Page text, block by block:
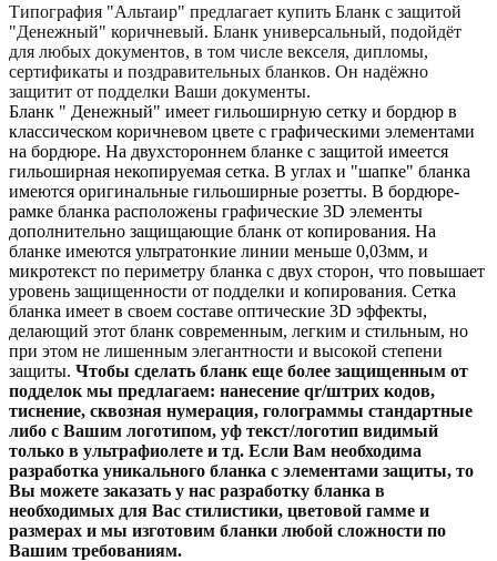
Типография "Альтаир" предлагает купить Бланк с защитой
"Денежный" коричневый. Бланк универсальный, подойдёт
для любых документов, в том числе векселя, дипломы,
сертификаты и поздравительных бланков. Он надёжно
защитит от подделки Ваши документы.
Бланк " Денежный" имеет гильоширную сетку и бордюр в
классическом коричневом цвете с графическими элементами
на бордюре. На двухстороннем бланке с защитой имеется
гильоширная некопируемая сетка. В углах и "шапке" бланка
имеются оригинальные гильоширные розетты. В бордюре-
рамке бланка расположены графические 3D элементы
дополнительно защищающие бланк от копирования. На
бланке имеются ультратонкие линии меньше 0,03мм, и
микротекст по периметру бланка с двух сторон, что повышает
уровень защищенности от подделки и копирования. Сетка
бланка имеет в своем составе оптические 3D эффекты,
делающий этот бланк современным, легким и стильным, но
при этом не лишенным элегантности и высокой степени
защиты. Чтобы сделать бланк еще более защищенным от
подделок мы предлагаем: нанесение qr/штрих кодов,
тиснение, сквозная нумерация, голограммы стандартные
либо с Вашим логотипом, уф текст/логотип видимый
только в ультрафиолете и тд. Если Вам необходима
разработка уникального бланка с элементами защиты, то
Вы можете заказать у нас разработку бланка в
необходимых для Вас стилистики, цветовой гамме и
размерах и мы изготовим бланки любой сложности по
Вашим требованиям.